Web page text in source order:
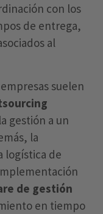
con los
de entrega,
al
suelen
gestión a un
la
logística de
de gestión
en tiempo